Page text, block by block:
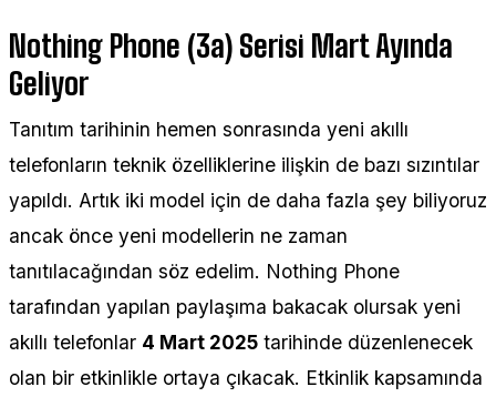
Nothing Phone (3a) Serisi Mart Ayında
Geliyor
Tanıtım tarihinin hemen sonrasında yeni akıllı
telefonların teknik özelliklerine ilişkin de bazı sızıntılar
yapıldı. Artık iki model için de daha fazla şey biliyoruz
ancak önce yeni modellerin ne zaman
tanıtılacağından söz edelim. Nothing Phone
tarafından yapılan paylaşıma bakacak olursak yeni
akıllı telefonlar 4 Mart 2025 tarihinde düzenlenecek
olan bir etkinlikle ortaya çıkacak. Etkinlik kapsamında